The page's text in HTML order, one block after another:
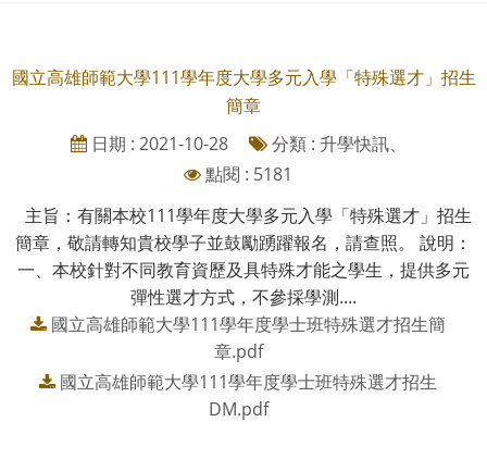
國立高雄師範大學111學年度大學多元入學「特殊選才」招生
簡章
日期 : 2021-10-28
分類 : 升學快訊、
點閱 : 5181
主旨：有關本校111學年度大學多元入學「特殊選才」招生
簡章，敬請轉知貴校學子並鼓勵踴躍報名，請查照。 說明：
一、本校針對不同教育資歷及具特殊才能之學生，提供多元
彈性選才方式，不參採學測....
國立高雄師範大學111學年度學士班特殊選才招生簡
章.pdf
國立高雄師範大學111學年度學士班特殊選才招生
DM.pdf